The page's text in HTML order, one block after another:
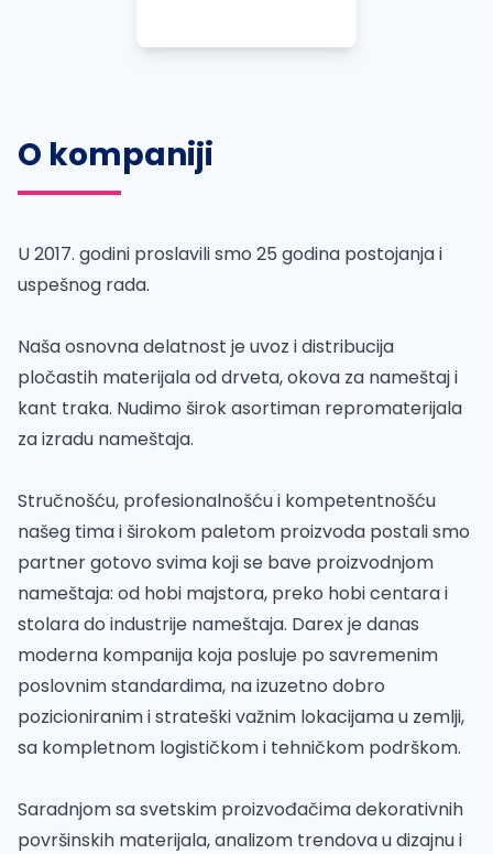
O kompaniji
U 2017. godini proslavili smo 25 godina postojanja i
uspešnog rada.
Naša osnovna delatnost je uvoz i distribucija
pločastih materijala od drveta, okova za nameštaj i
kant traka. Nudimo širok asortiman repromaterijala
za izradu nameštaja.
Stručnošću, profesionalnošću i kompetentnošću
našeg tima i širokom paletom proizvoda postali smo
partner gotovo svima koji se bave proizvodnjom
nameštaja: od hobi majstora, preko hobi centara i
stolara do industrije nameštaja. Darex je danas
moderna kompanija koja posluje po savremenim
poslovnim standardima, na izuzetno dobro
pozicioniranim i strateški važnim lokacijama u zemlji,
sa kompletnom logističkom i tehničkom podrškom.
Saradnjom sa svetskim proizvođačima dekorativnih
površinskih materijala, analizom trendova u dizajnu i